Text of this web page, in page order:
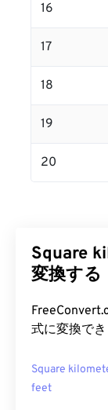
16
17
18
19
20
Square
変換する
式に変換でき
Square
feet